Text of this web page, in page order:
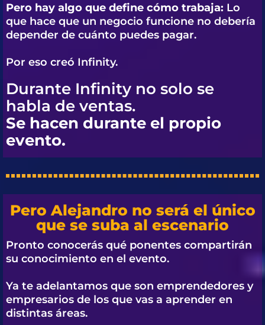
Pero hay algo que define cómo trabaja: Lo
que hace que un negocio funcione no debería
depender de cuánto puedes pagar.
Por eso creó Infinity.
Durante Infinity no solo se
habla de ventas.
Se hacen durante el propio
evento.
Pero Alejandro no será el único
que se suba al escenario
Pronto conocerás qué ponentes compartirán
su conocimiento en el evento.
Ya te adelantamos que son emprendedores y
empresarios de los que vas a aprender en
distintas áreas.